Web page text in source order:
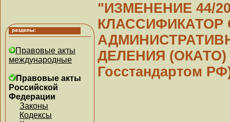
Правовые акты
международные
Правовые акты
Российской
Федерации
Законы
Кодексы
"ИЗМЕНЕНИЕ 44/
КЛАССИФИКАТОР
ДЕЛЕНИЯ (ОКАТО)
Госстандартом